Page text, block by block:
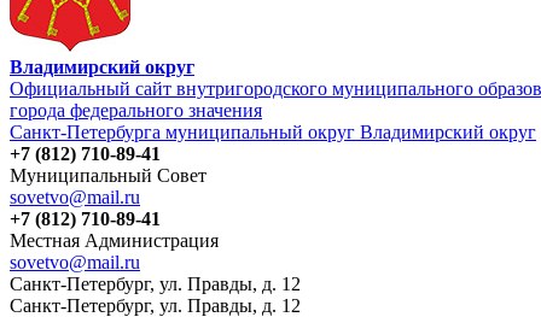
Владимирский округ
Официальный сайт внутригородского муниципального
города федерального значения
Санкт-Петербурга муниципальный округ Владимирский округ
+7 (812) 710-89-41
Муниципальный Совет
sovetvo@mail.ru
+7 (812) 710-89-41
Местная Администрация
sovetvo@mail.ru
Санкт-Петербург, ул. Правды, д. 12
Санкт-Петербург, ул. Правды, д. 12